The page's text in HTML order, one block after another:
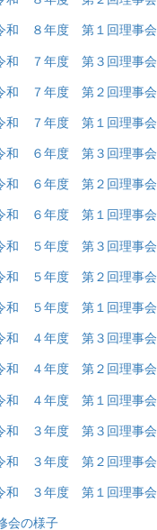
和 ８年度 第１回理事会
和 ７年度 第３回理事会
和 ７年度 第２回理事会
和 ７年度 第１回理事会
和 ６年度 第３回理事会
和 ６年度 第２回理事会
和 ６年度 第１回理事会
和 ５年度 第３回理事会
和 ５年度 第２回理事会
和 ５年度 第１回理事会
和 ４年度 第３回理事会
和 ４年度 第２回理事会
和 ４年度 第１回理事会
和 ３年度 第３回理事会
和 ３年度 第２回理事会
和 ３年度 第１回理事会
会の様子